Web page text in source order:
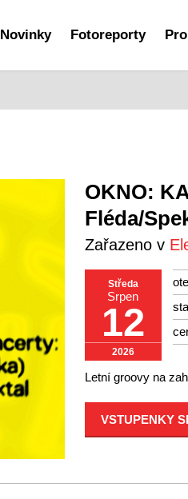
Novinky Fotoreporty
OKNO:
Fléda/
Zařazeno v
Středa
Srpen
12
2026
Letní groovy na
VSTUPENKY